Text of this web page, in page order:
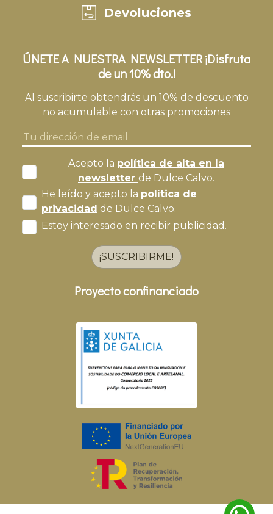
Devoluciones
ÚNETE A NUESTRA NEWSLETTER ¡Disfruta
de un 10% dto.!
Al suscribirte obtendrás un 10% de descuento
no acumulable con otras promociones
Acepto la política de alta en la
newsletter de Dulce Calvo.
He leído y acepto la política de
privacidad de Dulce Calvo.
Estoy interesado en recibir publicidad.
¡SUSCRIBIRME!
Proyecto confinanciado